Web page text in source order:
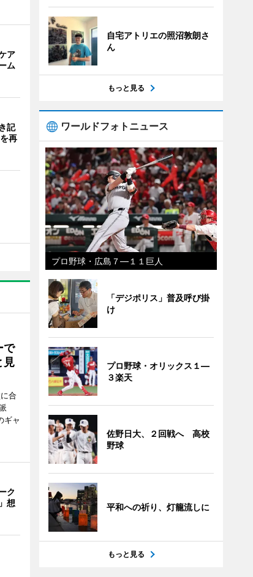
ア
ム
記
再
で
見
合
ギャ
ク
想
自宅アトリエの照沼敦朗さ
ん
もっと見る
ワールドフォトニュース
プロ野球・広島７―１１巨人
「デジポリス」普及呼び掛
け
プロ野球・オリックス１―
３楽天
佐野日大、２回戦へ 高校
野球
平和への祈り、灯籠流しに
もっと見る